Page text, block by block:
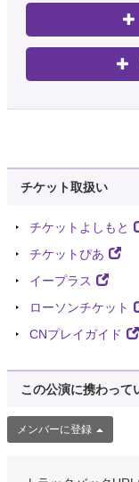
チケット取扱い
チケットよしもと
チケットぴあ
イープラス
ローソンチケット
CNプレイガイド
この公演に携わって
メンバーに登録